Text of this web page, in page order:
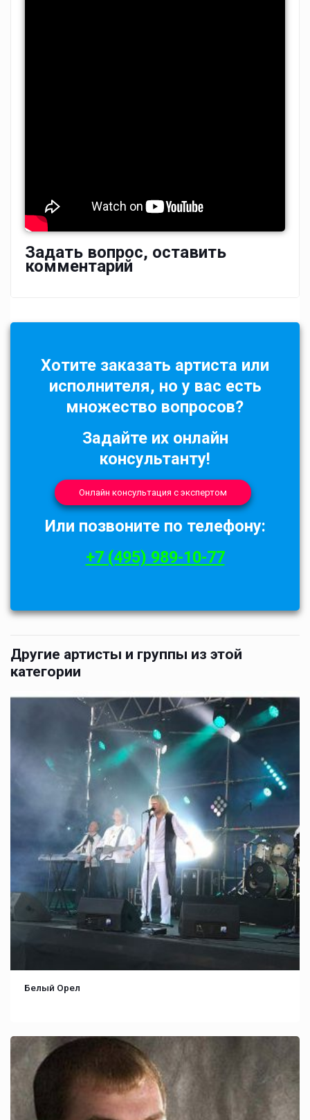
Задать вопрос, оставить
комментарий
Хотите заказать артиста или
исполнителя, но у вас есть
множество вопросов?
Задайте их онлайн
консультанту!
Онлайн консультация с экспертом
Или позвоните по телефону:
+7 (495) 989-10-77
Другие артисты и группы из этой
категории
Белый Орел